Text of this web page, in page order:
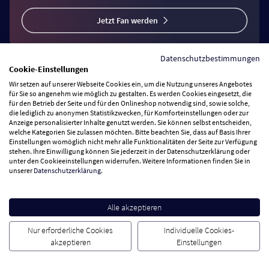
Jetzt Fan werden
Vertrag widerrufen
Zahlungsarten
Wir versenden mit
Besuchen Sie uns
Cookie Einstellungen AGB Datenschutz Impressum
Datenschutzbestimmungen
Cookie-Einstellungen
Wir setzen auf unserer Webseite Cookies ein, um die Nutzung unseres Angebotes
für Sie so angenehm wie möglich zu gestalten. Es werden Cookies eingesetzt, die
für den Betrieb der Seite und für den Onlineshop notwendig sind, sowie solche,
die lediglich zu anonymen Statistikzwecken, für Komforteinstellungen oder zur
Anzeige personalisierter Inhalte genutzt werden. Sie können selbst entscheiden,
welche Kategorien Sie zulassen möchten. Bitte beachten Sie, dass auf Basis Ihrer
Einstellungen womöglich nicht mehr alle Funktionalitäten der Seite zur Verfügung
stehen. Ihre Einwilligung können Sie jederzeit in der Datenschutzerklärung oder
unter den Cookieeinstellungen widerrufen. Weitere Informationen finden Sie in
unsererDatenschutzerklärung.
Alle akzeptieren
Nur erforderliche Cookies
akzeptieren
Individuelle Cookies-
Einstellungen